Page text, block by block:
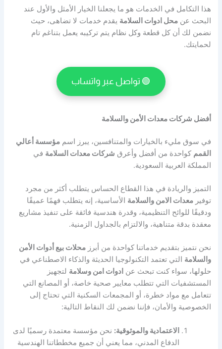
هذا التكامل في الخدمات هو ما يجعلنا الخيار الأمثل والأول عند
البحث عنمحل ادوات السلامة يقدم خدمات لا تضاهى، حيث
نضمن لك أن كل قطعة وكل نظام يتم تركيبه يعمل بتناغم تام
لحمايتك.
🟢 تواصل عبر واتساب
أفضل شركات معدات الأمن والسلامة
في سوق مليء بالخيارات والمتنافسين، يبرز اسممؤسسة أعالي
القمم كواحدة من أفضل وأعرق شركات معدات السلامة في
المملكة العربية السعودية.
التميز والريادة في هذا القطاع الحساس يتطلب أكثر من مجرد
توفيرمعدات الامن والسلامة الأساسية، إنه يتطلب فهمًا عميقًا
ودقيقًا للوائح التنظيمية، وقدرة هندسية فائقة على تنفيذ مشاريع
معقدة بدقة متناهية، والالتزام بالجداول الزمنية.
نحن نتميز بتقديم خدماتنا كواحدة من أبرزمحلات بيع أدوات الأمن
والسلامة التي تعتمد التكنولوجيا الحديثة والذكاء الاصطناعي في
حلولها، سواء كنت تبحث عن ادوات امن وسلامة لتجهيز
المستشفيات التي تتطلب معايير صحية خاصة، أو المصانع التي
تتعامل مع مواد خطرة، أو المجمعات السكنية التي تحتاج إلى
الخصوصية والأمان، فإننا نضمن لك النقاط التالية:
الاعتمادية والموثوقية: نحن مؤسسة معتمدة رسميًا لدى
الدفاع المدني، مما يعني أن جميع مخططاتنا الهندسية